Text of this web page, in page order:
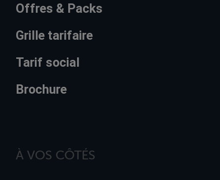
Offres & Packs
Grille tarifaire
Tarif social
Brochure
À VOS CÔTÉS